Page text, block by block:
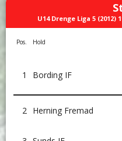
U14 Drenge Liga 5 (2012)
Pos. Hold
1 Bording IF
2 Herning Fremad